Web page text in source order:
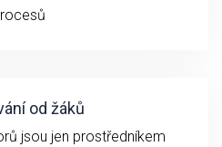
od žáků
jsou jen prostředníkem